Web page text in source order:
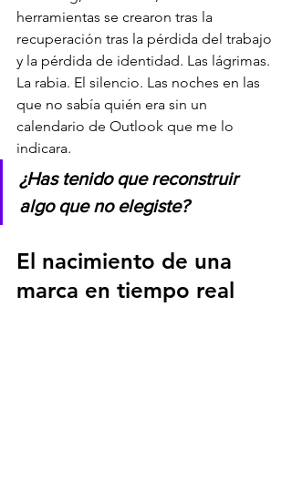
herramientas se crearon tras la
recuperación tras la pérdida del trabajo
y la pérdida de identidad. Las lágrimas.
La rabia. El silencio. Las noches en las
que no sabía quién era sin un
calendario de Outlook que me lo
indicara.
¿Has tenido que reconstruir
algo que no elegiste?
El nacimiento de una
marca en tiempo real